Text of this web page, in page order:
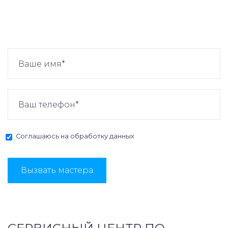
Соглашаюсь на обработку данных
Вызвать мастера